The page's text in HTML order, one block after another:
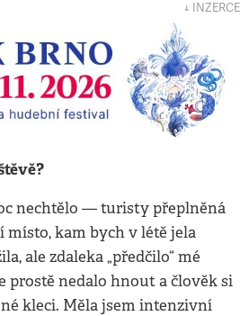
↓ INZERCE
nechtělo — turisty přeplněná
místo, kam bych v létě jela
ale zdaleka „předčilo“ mé
prostě nedalo hnout a člověk si
kleci. Měla jsem intenzivní